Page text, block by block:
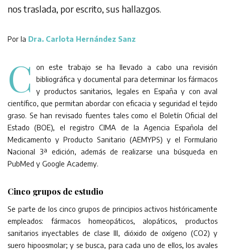
nos traslada, por escrito, sus hallazgos.
Por la Dra. Carlota Hernández Sanz
C
on este trabajo se ha llevado a cabo una revisión
bibliográfica y documental para determinar los fármacos
y productos sanitarios, legales en España y con aval
científico, que permitan abordar con eficacia y seguridad el tejido
graso. Se han revisado fuentes tales como el Boletín Oficial del
Estado (BOE), el registro CIMA de la Agencia Española del
Medicamento y Producto Sanitario (AEMYPS) y el Formulario
Nacional 3ª edición, además de realizarse una búsqueda en
PubMed y Google Academy.
Cinco grupos de estudio
Se parte de los cinco grupos de principios activos históricamente
empleados: fármacos homeopáticos, alopáticos, productos
sanitarios inyectables de clase III, dióxido de oxígeno (CO2) y
suero hipoosmolar; y se busca, para cada uno de ellos, los avales